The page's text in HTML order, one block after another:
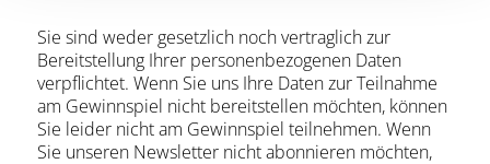
Sie sind weder gesetzlich noch vertraglich zur
Bereitstellung Ihrer personenbezogenen Daten
verpflichtet. Wenn Sie uns Ihre Daten zur Teilnahme
am Gewinnspiel nicht bereitstellen möchten, können
Sie leider nicht am Gewinnspiel teilnehmen. Wenn
Sie unseren Newsletter nicht abonnieren möchten,